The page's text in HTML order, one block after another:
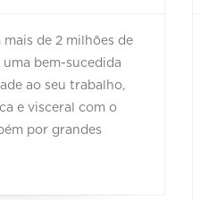
de 2 milhões de
uma bem-sucedida
ao seu trabalho,
e visceral com o
por grandes